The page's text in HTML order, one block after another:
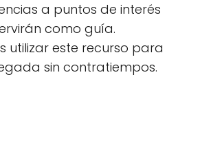
a puntos de interés
como guía.
utilizar este recurso para
sin contratiempos.